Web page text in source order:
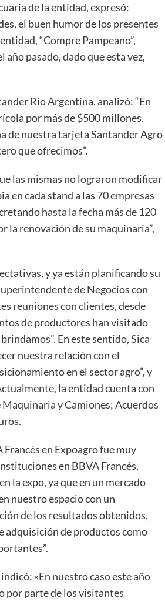
de la entidad, expresó:
el buen humor de los presentes
“Compre Pampeano”,
pasado, dado que esta vez,
Río Argentina, analizó: “En
por más de $500 millones.
de nuestra tarjeta Santander Agro
que ofrecimos”.
las mismas no lograron modificar
en cada stand a las 70 empresas
hasta la fecha más de 120
renovación de su maquinaria”,
y ya están planificando su
de Negocios con
reuniones con clientes, desde
de productores han visitado
En este sentido, Sica
nuestra relación con el
en el sector agro”, y
la entidad cuenta con
y Camiones; Acuerdos
en Expoagro fue muy
en BBVA Francés,
la expo, ya que en un mercado
nuestro espacio con un
de los resultados obtenidos,
adquisición de productos como
«En nuestro caso este año
por parte de los visitantes